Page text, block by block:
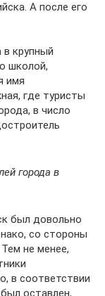
А после его
в крупный
школой,
имя
где туристы
в число
города в
был довольно
со стороны
не менее,
в соответствии
оставлен,